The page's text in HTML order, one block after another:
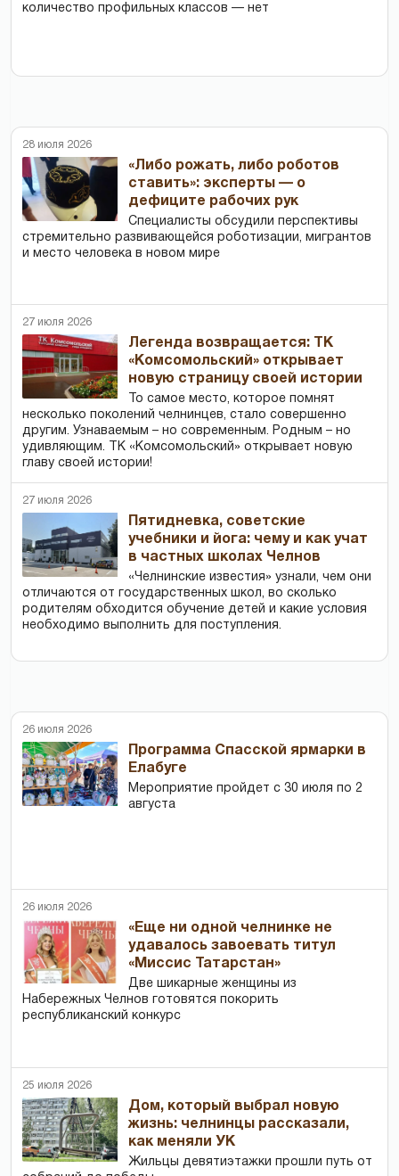
количество профильных классов — нет
28 июля 2026
«Либо рожать, либо роботов
ставить»: эксперты — о
дефиците рабочих рук
Специалисты обсудили перспективы
стремительно развивающейся роботизации, мигрантов
и место человека в новом мире
27 июля 2026
Легенда возвращается: ТК
«Комсомольский» открывает
новую страницу своей истории
То самое место, которое помнят
несколько поколений челнинцев, стало совершенно
другим. Узнаваемым – но современным. Родным – но
удивляющим. ТК «Комсомольский» открывает новую
главу своей истории!
27 июля 2026
Пятидневка, советские
учебники и йога: чему и как учат
в частных школах Челнов
«Челнинские известия» узнали, чем они
отличаются от государственных школ, во сколько
родителям обходится обучение детей и какие условия
необходимо выполнить для поступления.
26 июля 2026
Программа Спасской ярмарки в
Елабуге
Мероприятие пройдет с 30 июля по 2
августа
26 июля 2026
«Еще ни одной челнинке не
удавалось завоевать титул
«Миссис Татарстан»
Две шикарные женщины из
Набережных Челнов готовятся покорить
республиканский конкурс
25 июля 2026
Дом, который выбрал новую
жизнь: челнинцы рассказали,
как меняли УК
Жильцы девятиэтажки прошли путь от